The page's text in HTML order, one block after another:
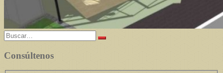
Buscar:
Consúltenos